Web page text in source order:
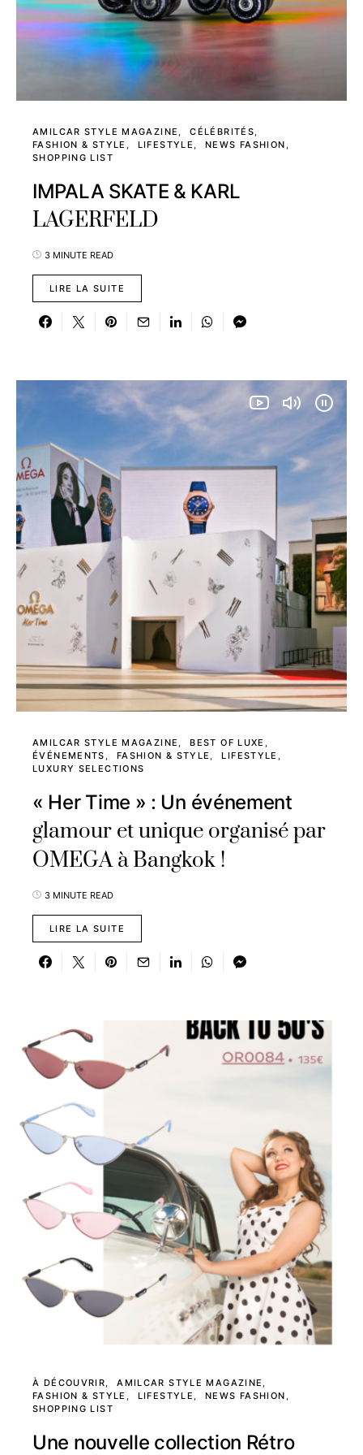
AMILCAR STYLE MAGAZINE
CÉLÉBRITÉS
FASHION & STYLE
LIFESTYLE
NEWS FASHION
SHOPPING LIST
IMPALA SKATE & KARL
LAGERFELD
3 MINUTE READ
LIRE LA SUITE
AMILCAR STYLE MAGAZINE
BEST OF LUXE
ÉVÉNEMENTS
FASHION & STYLE
LIFESTYLE
LUXURY SELECTIONS
« Her Time » : Un événement
glamour et unique organisé par
OMEGA à Bangkok !
3 MINUTE READ
LIRE LA SUITE
À DÉCOUVRIR
AMILCAR STYLE MAGAZINE
FASHION & STYLE
LIFESTYLE
NEWS FASHION
SHOPPING LIST
Une nouvelle collection Rétro